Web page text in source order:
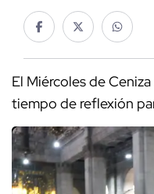
El Miércoles de
tiempo de reflexión